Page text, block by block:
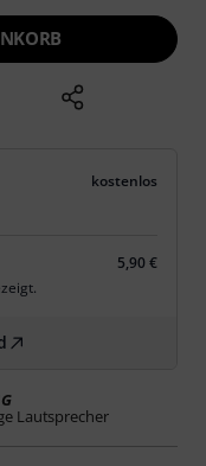
kostenlos
5,90 €
Lautsprecher